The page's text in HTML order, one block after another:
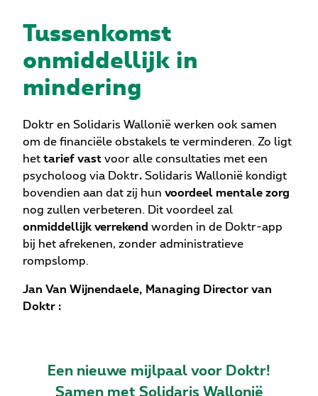
Tussenkomst
onmiddellijk in
mindering
Doktr en Solidaris Wallonië werken ook samen
om de financiële obstakels te verminderen. Zo ligt
het tarief vast voor alle consultaties met een
psycholoog via Doktr. Solidaris Wallonië kondigt
bovendien aan dat zij hun voordeel mentale zorg
nog zullen verbeteren. Dit voordeel zal
onmiddellijk verrekend worden in de Doktr-app
bij het afrekenen, zonder administratieve
rompslomp.
Jan Van Wijnendaele, Managing Director van
Doktr :
Een nieuwe mijlpaal voor Doktr!
Samen met Solidaris Wallonië